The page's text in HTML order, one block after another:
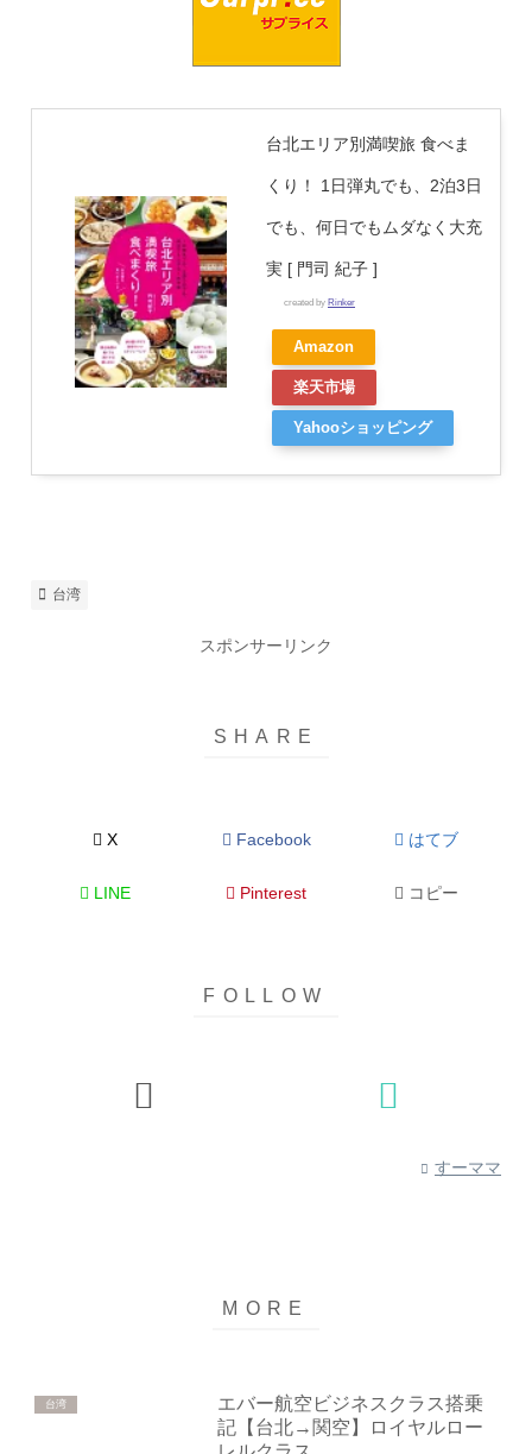
台北エリア別満喫旅 食べま
くり！ 1日弾丸でも、2泊3日
でも、何日でもムダなく大充
実 [ 門司 紀子 ]
created by Rinker
Amazon
楽天市場
Yahooショッピング
台湾
スポンサーリンク
X Facebook はてブ
LINE Pinterest コピー
すーママ
台湾
エバー航空ビジネスクラス搭乗
記【台北→関空】ロイヤルロー